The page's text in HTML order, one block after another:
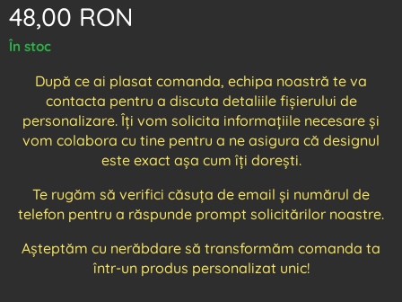
48,00 RON
În stoc
După ce ai plasat comanda, echipa noastră te va
contacta pentru a discuta detaliile fișierului de
personalizare. Îți vom solicita informațiile necesare și
vom colabora cu tine pentru a ne asigura că designul
este exact așa cum îți dorești.
Te rugăm să verifici căsuța de email și numărul de
telefon pentru a răspunde prompt solicitărilor noastre.
Așteptăm cu nerăbdare să transformăm comanda ta
într-un produs personalizat unic!